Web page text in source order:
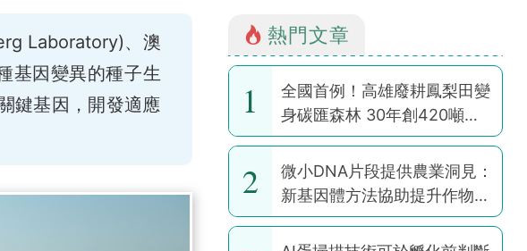
Laboratory)、澳
基因變異的種子生
鍵基因，開發適應
熱門文章
1
全國首例！高雄廢耕鳳梨田變
身碳匯森林 30年創420噸碳
權
2
微小DNA片段提供農業洞見：
新基因體方法協助提升作物韌
性